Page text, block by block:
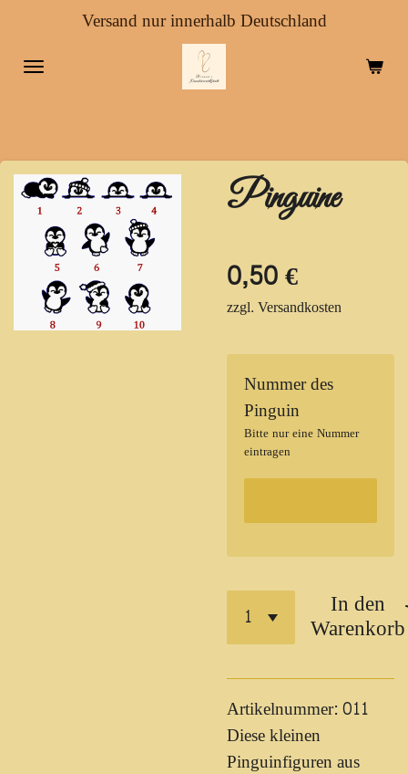
springen
Versand nur innerhalb Deutschland
Pinguine
0,50 €
zzgl. Versandkosten
Nummer des
Pinguin
Bitte nur eine Nummer
eintragen
In den
Warenkorb
Artikelnummer: 011
Diese kleinen
Pinguinfiguren aus